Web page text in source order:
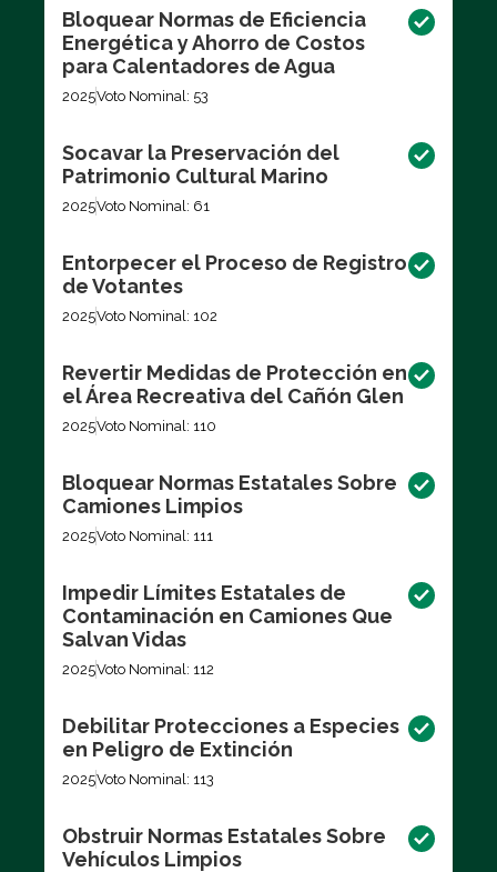
Bloquear Normas de Eficiencia
Energética y Ahorro de Costos
para Calentadores de Agua
2025Voto Nominal: 53
Socavar la Preservación del
Patrimonio Cultural Marino
2025Voto Nominal: 61
Entorpecer el Proceso de Registro
de Votantes
2025Voto Nominal: 102
Revertir Medidas de Protección en
el Área Recreativa del Cañón Glen
2025Voto Nominal: 110
Bloquear Normas Estatales Sobre
Camiones Limpios
2025Voto Nominal: 111
Impedir Límites Estatales de
Contaminación en Camiones Que
Salvan Vidas
2025Voto Nominal: 112
Debilitar Protecciones a Especies
en Peligro de Extinción
2025Voto Nominal: 113
Obstruir Normas Estatales Sobre
Vehículos Limpios